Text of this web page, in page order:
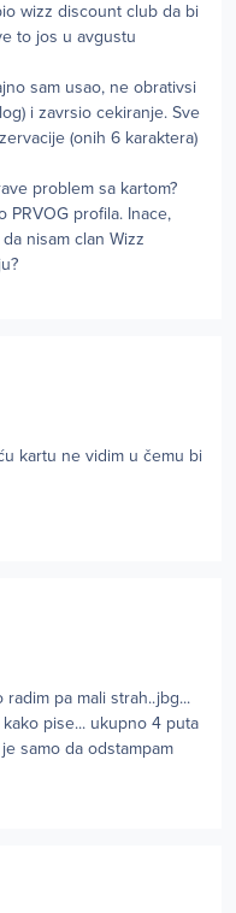
wizz discount club da bi
to jos u avgustu
sam usao, ne obrativsi
i zavrsio cekiranje. Sve
(onih 6 karaktera)
problem sa kartom?
PRVOG profila. Inace,
nisam clan Wizz
kartu ne vidim u čemu bi
pa mali strah..jbg...
pise... ukupno 4 puta
samo da odstampam